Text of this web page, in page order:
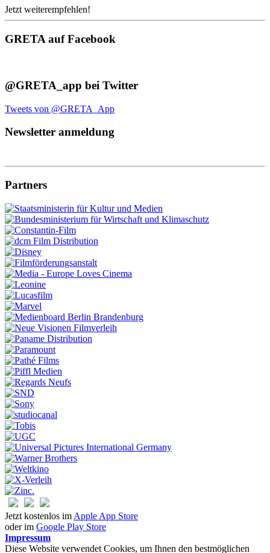
Jetzt weiterempfehlen!
GRETA auf Facebook
@GRETA_app bei Twitter
Tweets von @GRETA_App
Newsletter anmeldung
Partners
Jetzt kostenlos im Apple App Store
oder im Google Play Store
Impressum
Diese Website verwendet Cookies, um Ihnen den bestmöglichen